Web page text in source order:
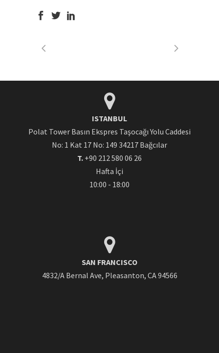
ISTANBUL
Polat Tower Basın Ekspres Taşocağı Yolu Caddesi
No: 1 Kat 17 No: 149 34217 Bağcılar
T. +90 212 580 06 26
Hafta İçi
10:00 - 18:00
SAN FRANCISCO
4832/A Bernal Ave, Pleasanton, CA 94566